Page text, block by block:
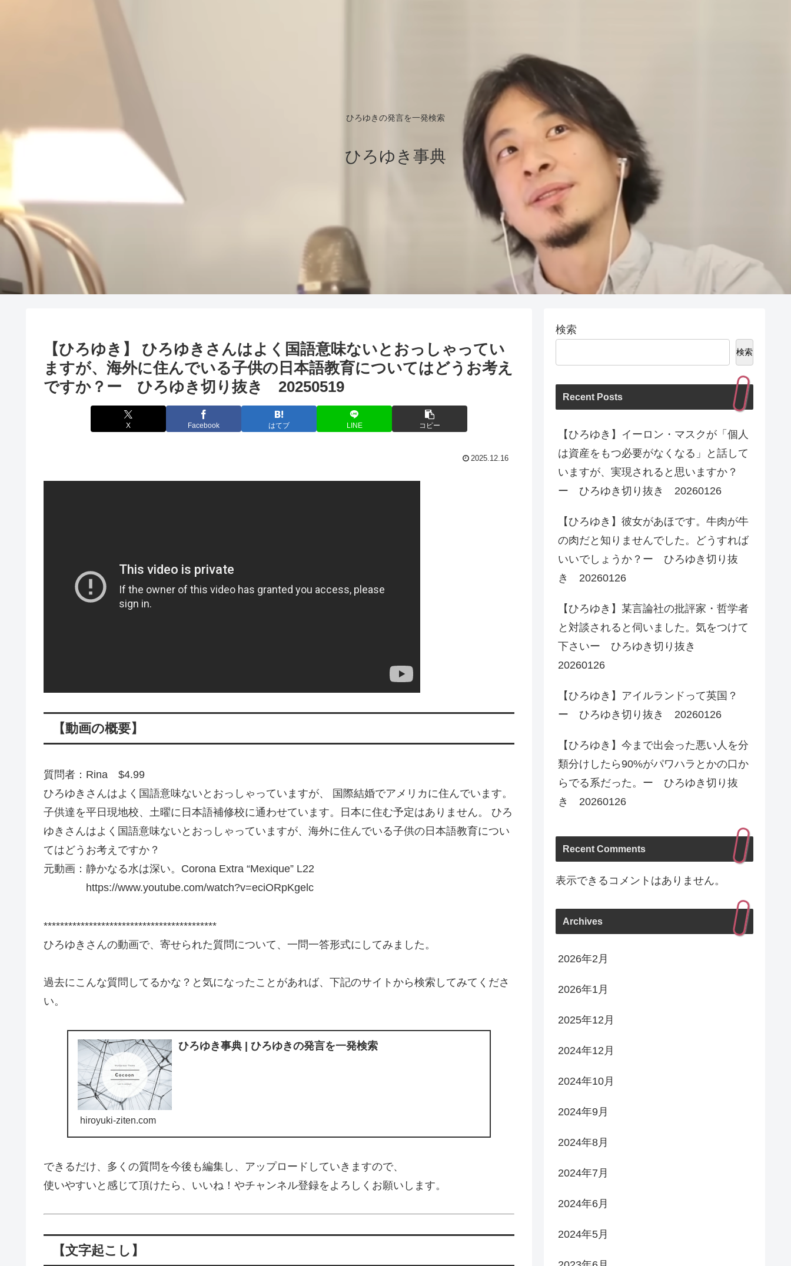
ひろゆきの発言を一発検索
ひろゆき事典
【ひろゆき】 ひろゆきさんはよく国語意味ないとおっしゃってい
ますが、海外に住んでいる子供の日本語教育についてはどうお考え
ですか？ー ひろゆき切り抜き 20250519
X Facebook はてブ LINE コピー
2025.12.16
【動画の概要】
質問者：Rina $4.99
ひろゆきさんはよく国語意味ないとおっしゃっていますが、 国際結婚でアメリカに住んでいます。
子供達を平日現地校、土曜に日本語補修校に通わせています。日本に住む予定はありません。 ひろ
ゆきさんはよく国語意味ないとおっしゃっていますが、海外に住んでいる子供の日本語教育につい
てはどうお考えですか？
元動画：静かなる水は深い。Corona Extra “Mexique” L22
https://www.youtube.com/watch?v=eciORpKgelc
******************************************
ひろゆきさんの動画で、寄せられた質問について、一問一答形式にしてみました。
過去にこんな質問してるかな？と気になったことがあれば、下記のサイトから検索してみてくださ
い。
ひろゆき事典 | ひろゆきの発言を一発検索
hiroyuki-ziten.com
できるだけ、多くの質問を今後も編集し、アップロードしていきますので、
使いやすいと感じて頂けたら、いいね！やチャンネル登録をよろしくお願いします。
【文字起こし】
検索
検索
Recent Posts
【ひろゆき】イーロン・マスクが「個人
は資産をもつ必要がなくなる」と話して
いますが、実現されると思いますか？
ー ひろゆき切り抜き 20260126
【ひろゆき】彼女があほです。牛肉が牛
の肉だと知りませんでした。どうすれば
いいでしょうか？ー ひろゆき切り抜
き 20260126
【ひろゆき】某言論社の批評家・哲学者
と対談されると伺いました。気をつけて
下さいー ひろゆき切り抜き
20260126
【ひろゆき】アイルランドって英国？
ー ひろゆき切り抜き 20260126
【ひろゆき】今まで出会った悪い人を分
類分けしたら90%がパワハラとかの口か
らでる系だった。ー ひろゆき切り抜
き 20260126
Recent Comments
表示できるコメントはありません。
Archives
2026年2月
2026年1月
2025年12月
2024年12月
2024年10月
2024年9月
2024年8月
2024年7月
2024年6月
2024年5月